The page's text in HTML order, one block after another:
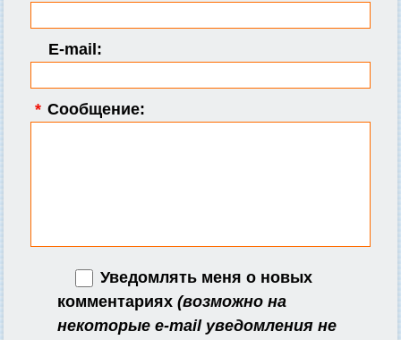
E-mail:
* Сообщение:
Уведомлять меня о новых
комментариях (возможно на
некоторые e-mail уведомления не